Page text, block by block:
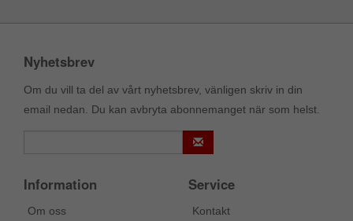
Nyhetsbrev
Om du vill ta del av vårt nyhetsbrev, vänligen skriv in din
email nedan. Du kan avbryta abonnemanget när som helst.
Information
Om oss
Service
Kontakt